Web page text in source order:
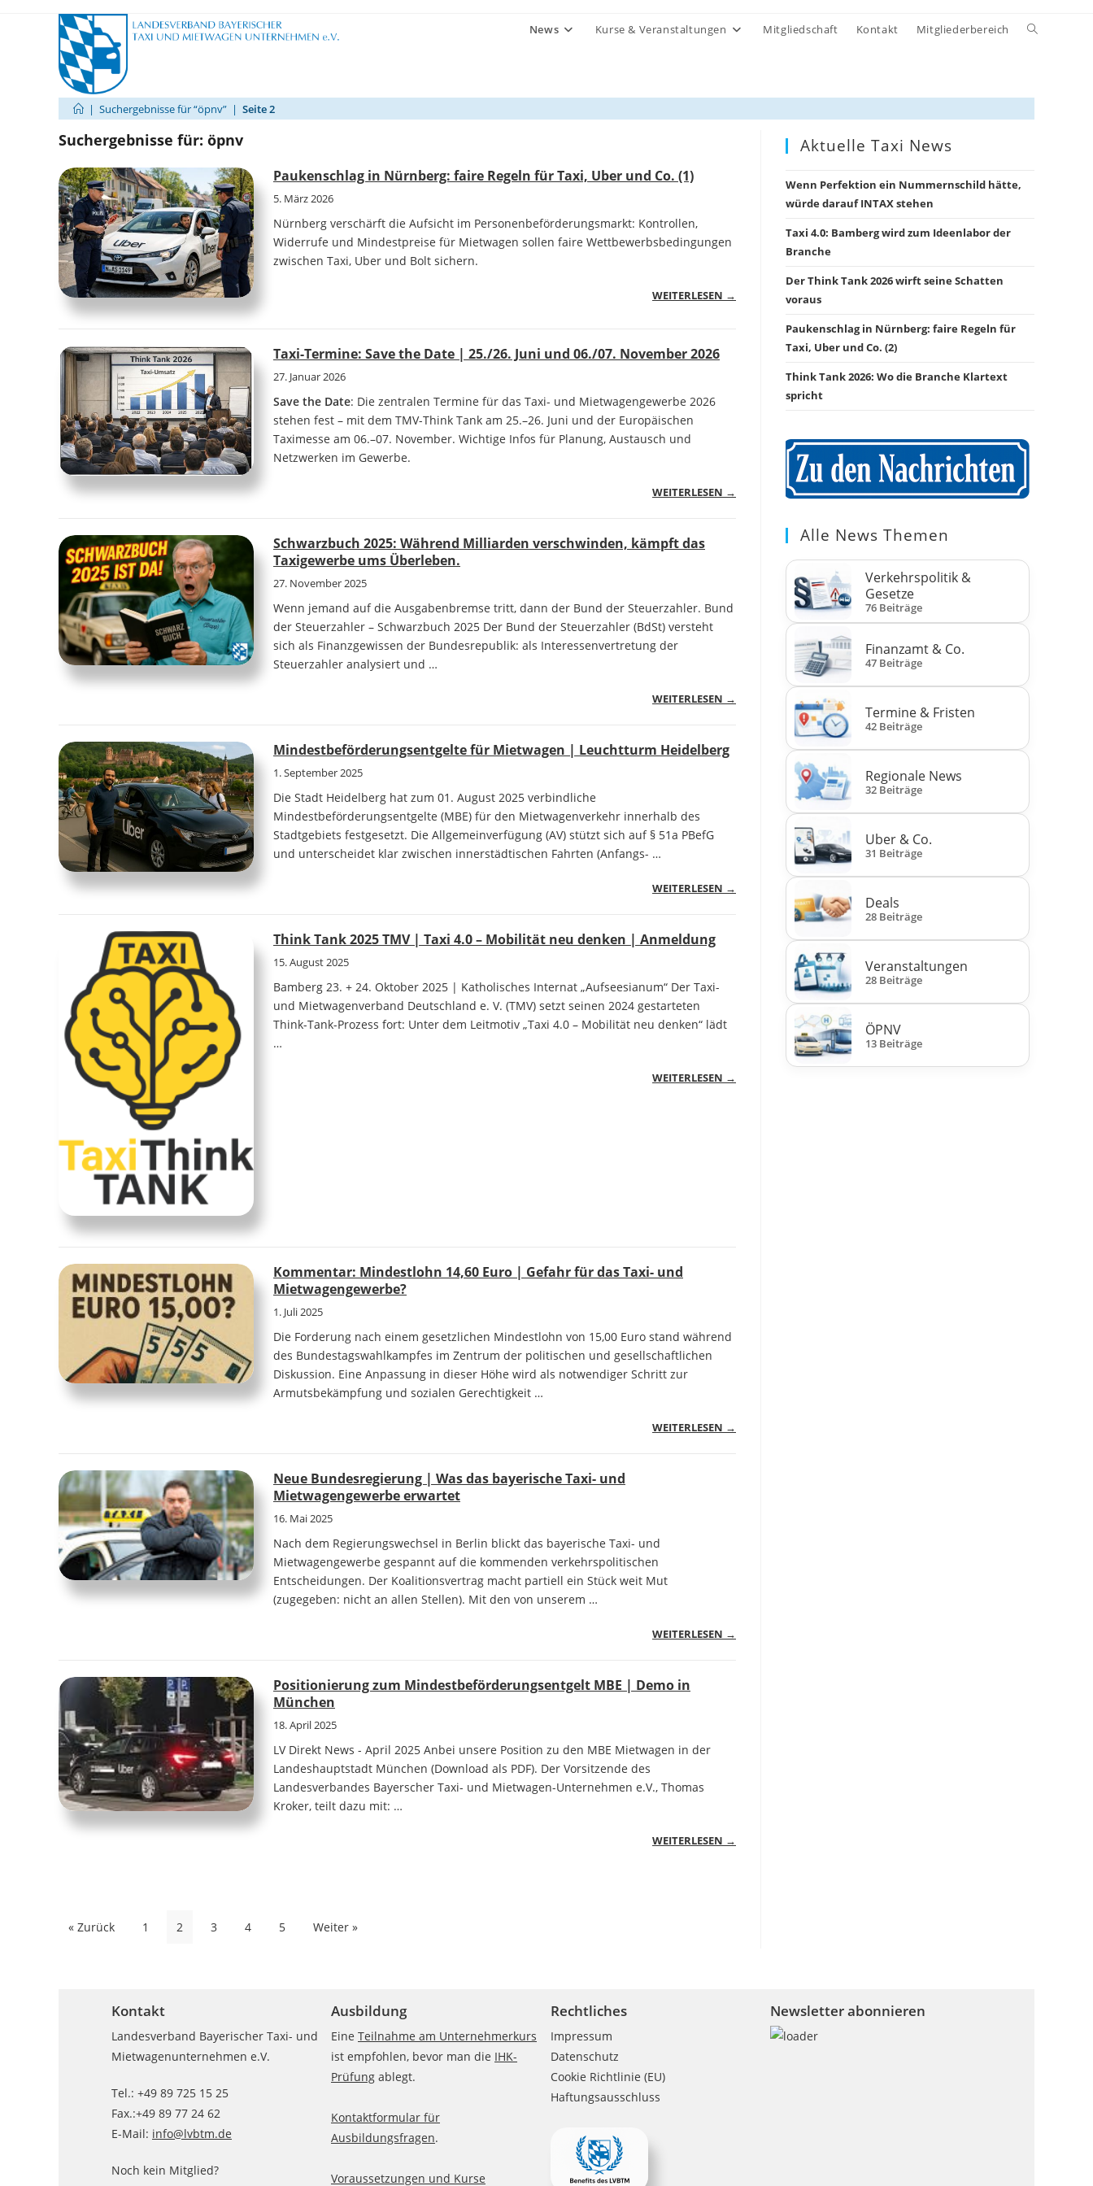
News Kurse & Veranstaltungen Mitgliedschaft Kontakt Mitgliederbereich
Website-
| Suchergebnisse für“öpnv” | Seite 2
Suchergebnisse für: öpnv
Paukenschlag in Nürnberg: faire Regeln für Taxi, Uber und Co. (1)
5. März 2026
Nürnberg verschärft die Aufsicht im Personenbeförderungsmarkt: Kontrollen,
Widerrufe und Mindestpreise für Mietwagen sollen faire Wettbewerbsbedingungen
zwischen Taxi, Uber und Bolt sichern.
WEITERLESEN →
Taxi-Termine: Save the Date | 25./26. Juni und 06./07. November 2026
27. Januar 2026
Save the Date: Die zentralen Termine für das Taxi- und Mietwagengewerbe 2026
stehen fest – mit dem TMV-Think Tank am 25.–26. Juni und der Europäischen
Taximesse am 06.–07. November. Wichtige Infos für Planung, Austausch und
Netzwerken im Gewerbe.
WEITERLESEN →
Schwarzbuch 2025: Während Milliarden verschwinden, kämpft das
Taxigewerbe ums Überleben.
27. November 2025
Wenn jemand auf die Ausgabenbremse tritt, dann der Bund der Steuerzahler. Bund
der Steuerzahler – Schwarzbuch 2025 Der Bund der Steuerzahler (BdSt) versteht
sich als Finanzgewissen der Bundesrepublik: als Interessenvertretung der
Steuerzahler analysiert und …
WEITERLESEN →
Mindestbeförderungsentgelte für Mietwagen | Leuchtturm Heidelberg
1. September 2025
Die Stadt Heidelberg hat zum 01. August 2025 verbindliche
Mindestbeförderungsentgelte (MBE) für den Mietwagenverkehr innerhalb des
Stadtgebiets festgesetzt. Die Allgemeinverfügung (AV) stützt sich auf § 51a PBefG
und unterscheidet klar zwischen innerstädtischen Fahrten (Anfangs- …
WEITERLESEN →
Think Tank 2025 TMV | Taxi 4.0 – Mobilität neu denken | Anmeldung
15. August 2025
Bamberg 23. + 24. Oktober 2025 | Katholisches Internat „Aufseesianum“ Der Taxi-
und Mietwagenverband Deutschland e. V. (TMV) setzt seinen 2024 gestarteten
Think-Tank-Prozess fort: Unter dem Leitmotiv „Taxi 4.0 – Mobilität neu denken“ lädt
…
WEITERLESEN →
Kommentar: Mindestlohn 14,60 Euro | Gefahr für das Taxi- und
Mietwagengewerbe?
1. Juli 2025
Die Forderung nach einem gesetzlichen Mindestlohn von 15,00 Euro stand während
des Bundestagswahlkampfes im Zentrum der politischen und gesellschaftlichen
Diskussion. Eine Anpassung in dieser Höhe wird als notwendiger Schritt zur
Armutsbekämpfung und sozialen Gerechtigkeit …
WEITERLESEN →
Neue Bundesregierung | Was das bayerische Taxi- und
Mietwagengewerbe erwartet
16. Mai 2025
Nach dem Regierungswechsel in Berlin blickt das bayerische Taxi- und
Mietwagengewerbe gespannt auf die kommenden verkehrspolitischen
Entscheidungen. Der Koalitionsvertrag macht partiell ein Stück weit Mut
(zugegeben: nicht an allen Stellen). Mit den von unserem …
WEITERLESEN →
Positionierung zum Mindestbeförderungsentgelt MBE | Demo in
München
18. April 2025
LV Direkt News - April 2025 Anbei unsere Position zu den MBE Mietwagen in der
Landeshauptstadt München (Download als PDF). Der Vorsitzende des
Landesverbandes Bayerscher Taxi- und Mietwagen-Unternehmen e.V., Thomas
Kroker, teilt dazu mit: …
WEITERLESEN →
der« Zurück 1 2 3 4 5 Weiter »
Aktuelle Taxi News
Wenn Perfektion ein Nummernschild hätte,
würde darauf INTAX stehen
Taxi 4.0: Bamberg wird zum Ideenlabor der
Branche
Der Think Tank 2026 wirft seine Schatten
voraus
Paukenschlag in Nürnberg: faire Regeln für
Taxi, Uber und Co. (2)
Think Tank 2026: Wo die Branche Klartext
spricht
Alle News Themen
Verkehrspolitik &
Gesetze
76 Beiträge
Finanzamt & Co.
47 Beiträge
Termine & Fristen
42 Beiträge
Regionale News
32 Beiträge
Uber & Co.
31 Beiträge
Deals
28 Beiträge
Veranstaltungen
28 Beiträge
ÖPNV
13 Beiträge
Kontakt
Landesverband Bayerischer Taxi- und
Mietwagenunternehmen e.V.
Tel.: +49 89 725 15 25
Fax.:+49 89 77 24 62
E-Mail: info@lvbtm.de
Noch kein Mitglied?
Ausbildung
Eine Teilnahme am Unternehmerkurs
ist empfohlen, bevor man die IHK-
Prüfung ablegt.
Kontaktformular für
Ausbildungsfragen.
Voraussetzungen und Kurse
Rechtliches
Impressum
Datenschutz
Cookie Richtlinie (EU)
Haftungsausschluss
Newsletter abonnieren